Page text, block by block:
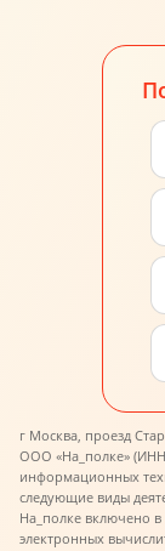
г Москва, проезд
ООО «На_полке» (ИНН:
информационных
следующие виды
На_полке включено
электронных